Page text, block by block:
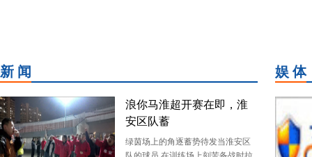
新 闻
浪你马淮超开赛在即，淮
安区队蓄
绿茵场上的角逐蓄势待发当淮安区
娱 体